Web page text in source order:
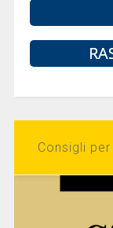
Consigli